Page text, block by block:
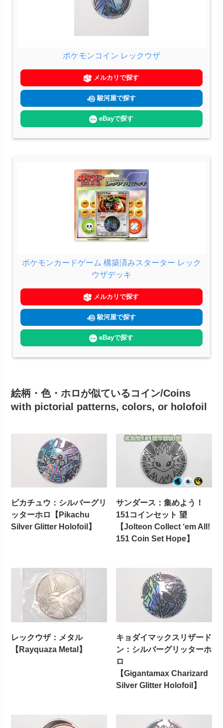
ポケモンコイン レックウザ
メルカリで探す
駿河屋で探す
eBayで探す
ポケモンカードゲーム 構築済みスターター レック
ウザデッキ
メルカリで探す
駿河屋で探す
eBayで探す
絵柄・色・ホロが似ているコイン/Coins
with pictorial patterns, colors, or holofoil
ピカチュウ：シルバーグリ
ッターホロ【Pikachu
Silver Glitter Holofoil】
サンダース：集めよう！
151コインセット 望
【Jolteon Collect ‘em All!
151 Coin Set Hope】
レックウザ：メタル
【Rayquaza Metal】
キョダイマックスリザード
ン：シルバーグリッターホ
ロ
【Gigantamax Charizard
Silver Glitter Holofoil】